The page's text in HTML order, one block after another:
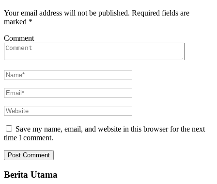
Your email address will not be published. Required fields are
marked *
Comment
Save my name, email, and website in this browser for the next
time I comment.
Berita Utama